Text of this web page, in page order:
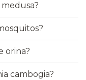
orina?
cambogia?